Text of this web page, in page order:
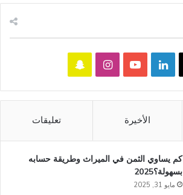
لينكدإن‫YouTubeانستقرامسناب
تشات
الأخيرة تعليقات
كم يساوي الثمن في الميراث​ وطريقة حسابه
بسهولة؟2025
مايو 31, 2025